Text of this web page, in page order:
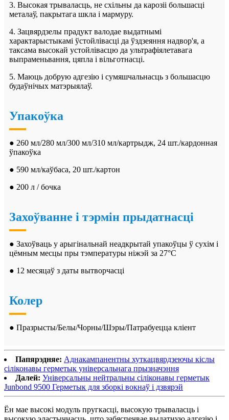
3. Высокая трываласць, не схільны да карозіі большасці
металаў, пакрытага шкла і мармуру.
4. Зацвярдзелы прадукт валодае выдатнымі
характарыстыкамі ўстойлівасці да ўздзеяння надвор'я, а
таксама высокай устойлівасцю да ультрафіялетавага
выпраменьвання, цяпла і вільготнасці.
5. Маюць добрую адгезію і сумяшчальнасць з большасцю
будаўнічых матэрыялаў.
Упакоўка
● 260 мл/280 мл/300 мл/310 мл/картрыдж, 24 шт./кардонная
ўпакоўка
● 590 мл/каўбаса, 20 шт./картон
● 200 л / бочка
Захоўванне і тэрмін прыдатнасці
● Захоўваць у арыгінальнай неадкрытай упакоўцы ў сухім і
цёмным месцы пры тэмпературы ніжэй за 27°C
● 12 месяцаў з даты вытворчасці
Колер
● Празрысты/Белы/Чорны/Шэры/Патрабуецца кліент
Папярэдняе: Аднакампанентны хуткацвярдзеючы кіслы
сіліконавы герметык універсальнага прызначэння
Далей: Універсальны нейтральны сіліконавы герметык
Junbond 9500 Герметык для зборкі вокнаў і дзвярэй
Ён мае высокі модуль пругкасці, высокую трываласць і